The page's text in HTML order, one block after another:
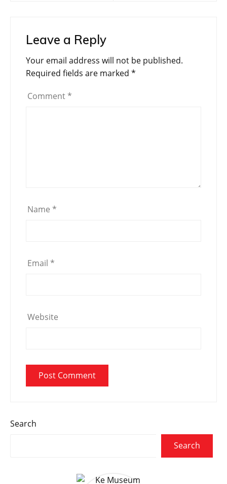
Leave a Reply
Your email address will not be published.
Required fields are marked *
Comment *
Name *
Email *
Website
Search
Search